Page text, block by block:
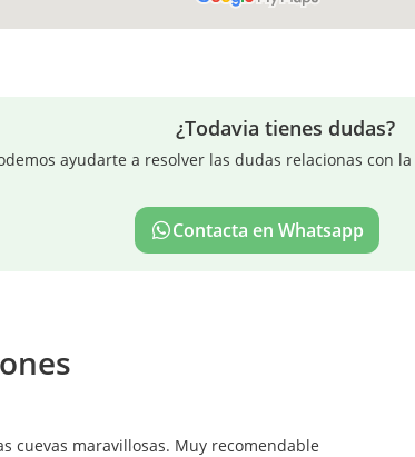
¿Todavia tienes dudas?
ayudarte a resolver las dudas relacionas con
Contacta en Whatsapp
cuevas maravillosas. Muy recomendable